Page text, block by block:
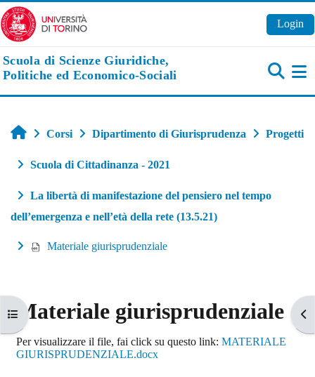
Vai al contenuto principale
Login
Scuola di Scienze Giuridiche,
Politiche ed Economico-Sociali
Apri indice del corso
Home
Corsi Dipartimento di Giurisprudenza Progetti
Scuola di Cittadinanza - 2021
La libertà di manifestazione del pensiero nel tempo
dell’emergenza e nell’età della rete (13.5.21)
Materiale giurisprudenziale
Materiale giurisprudenziale
Aggregazione dei criteri
Per visualizzare il file, fai click su questo link: MATERIALE
GIURISPRUDENZIALE.docx